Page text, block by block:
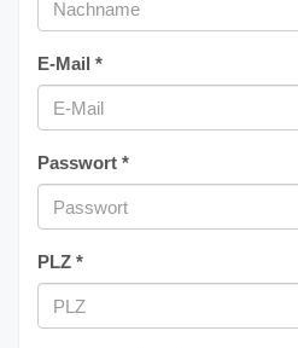
E-Mail *
Passwort *
PLZ *